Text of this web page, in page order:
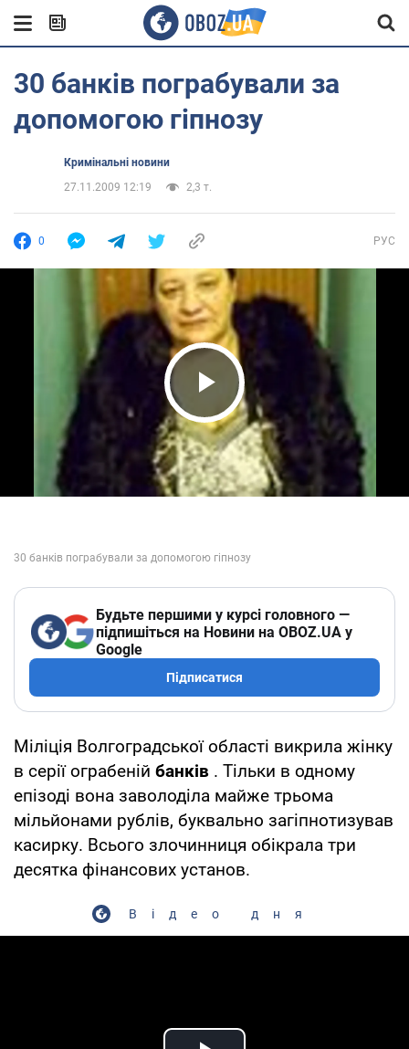
30 банків пограбували за
допомогою гіпнозу
Кримінальні новини
27.11.2009 12:19
2,3 т.
0 РУС
Play Video
Будьте першими у курсі головного —
підпишіться на Новини на OBOZ.UA у
Google
Підписатися
Міліція Волгоградської області викрила жінку
в серії ограбеній банків . Тільки в одному
епізоді вона заволоділа майже трьома
мільйонами рублів, буквально загіпнотизував
касирку. Всього злочинниця обікрала три
десятка фінансових установ.
Відео дня